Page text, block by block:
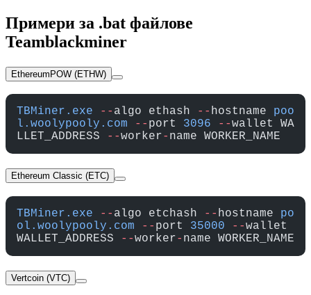
Примери за .bat файлове
Teamblackminer
EthereumPOW (ETHW)
TBMiner.exe -- algo ethash -- hostname poo
l.woolypooly.com -- port 3096 --wallet WA
LLET_ADDRESS
--worker- name WORKER_NAME
Ethereum Classic (ETC)
TBMiner.exe -- algo etchash -- hostname po
ol.woolypooly.com -- port 35000 --wallet
WALLET_ADDRESS
--worker- name WORKER_NAME
Vertcoin (VTC)